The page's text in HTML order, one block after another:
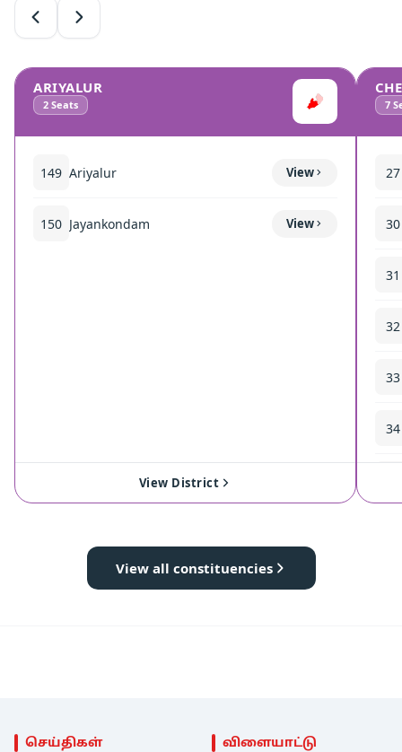
ARIYALUR
2 Seats
149 Ariyalur View
150 Jayankondam View
View District
7
27
30
31
32
33
34
View all constituencies
செய்திகள் விளையாட்டு